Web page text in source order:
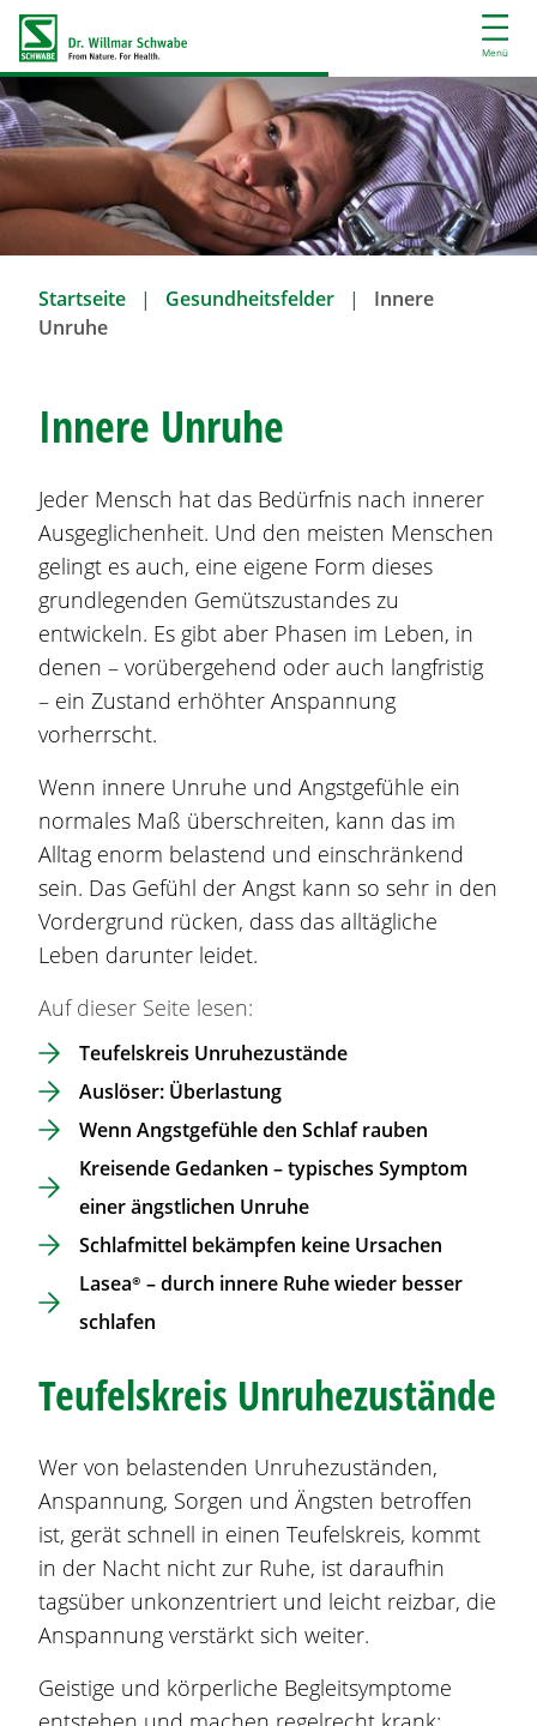
r
e
k
t
u
Menü
Startseite Gesundheitsfelder
Innere
Unruhe
Innere Unruhe
Jeder Mensch hat das Bedürfnis nach innerer
Ausgeglichenheit. Und den meisten Menschen
gelingt es auch, eine eigene Form dieses
grundlegenden Gemütszustandes zu
entwickeln. Es gibt aber Phasen im Leben, in
denen – vorübergehend oder auch langfristig
– ein Zustand erhöhter Anspannung
vorherrscht.
Wenn innere Unruhe und Angstgefühle ein
normales Maß überschreiten, kann das im
Alltag enorm belastend und einschränkend
sein. Das Gefühl der Angst kann so sehr in den
Vordergrund rücken, dass das alltägliche
Leben darunter leidet.
Auf dieser Seite lesen:
Teufelskreis Unruhezustände
Auslöser: Überlastung
Wenn Angstgefühle den Schlaf rauben
Kreisende Gedanken – typisches Symptom
einer ängstlichen Unruhe
Schlafmittel bekämpfen keine Ursachen
Lasea® – durch innere Ruhe wieder besser
schlafen
Teufelskreis Unruhezustände
Wer von belastenden Unruhezuständen,
Anspannung, Sorgen und Ängsten betroffen
ist, gerät schnell in einen Teufelskreis, kommt
in der Nacht nicht zur Ruhe, ist daraufhin
tagsüber unkonzentriert und leicht reizbar, die
Anspannung verstärkt sich weiter.
Geistige und körperliche Begleitsymptome